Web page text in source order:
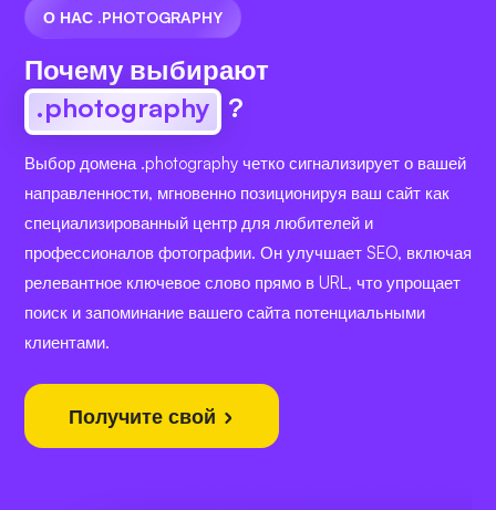
О НАС .PHOTOGRAPHY
Почему выбирают
.photography ?
Выбор домена .photography четко сигнализирует о вашей
направленности, мгновенно позиционируя ваш сайт как
специализированный центр для любителей и
профессионалов фотографии. Он улучшает SEO, включая
релевантное ключевое слово прямо в URL, что упрощает
поиск и запоминание вашего сайта потенциальными
клиентами.
Получите свой